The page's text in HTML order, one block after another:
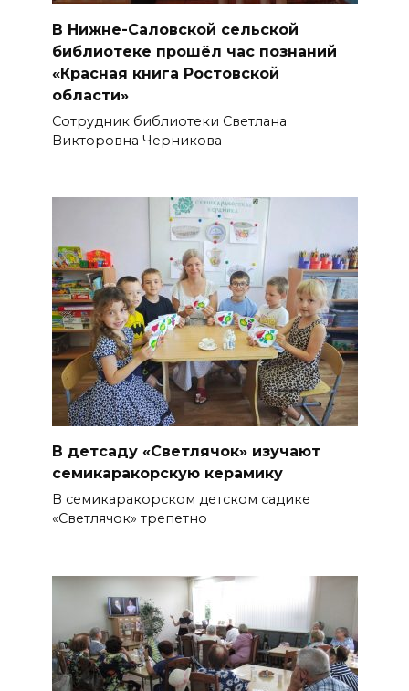
В Нижне-Саловской сельской
библиотеке прошёл час познаний
«Красная книга Ростовской
области»
Сотрудник библиотеки Светлана
Викторовна Черникова
В детсаду «Светлячок» изучают
семикаракорскую керамику
В семикаракорском детском садике
«Светлячок» трепетно